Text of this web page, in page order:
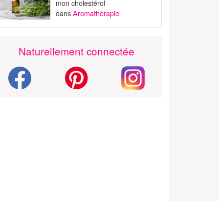
mon cholestérol
dansAromathérapie
Naturellement connectée